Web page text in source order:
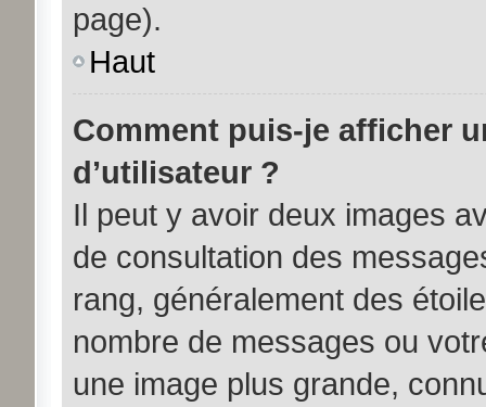
page).
Haut
Comment puis-je afficher
d’utilisateur ?
Il peut y avoir deux images
de consultation des
rang, généralement des
nombre de messages ou
une image plus grande,